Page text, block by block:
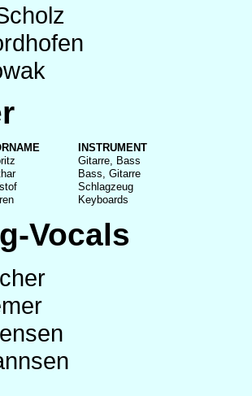
INSTRUMENT
Gitarre, Bass
Bass, Gitarre
Schlagzeug
Keyboards
Vocals